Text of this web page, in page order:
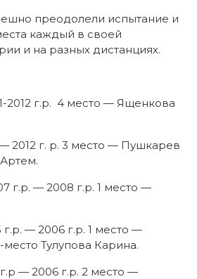
преодолели испытание и
каждый в своей
и на разных дистанциях.
2012 г.р. 4 место — Ященкова
2012 г. р. 3 место — Пушкарев
г.р. — 2008 г.р. 1 место —
— 2006 г.р. 1 место —
Тулупова Карина.
— 2006 г.р. 2 место —